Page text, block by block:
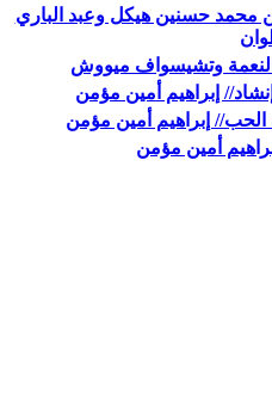
محمد حسنين هيكل وعبد الباري
النعمة وتشيسواف ميووش
إبراهيم أمين مؤمن
الحب// إبراهيم أمين مؤمن
أمين مؤمن